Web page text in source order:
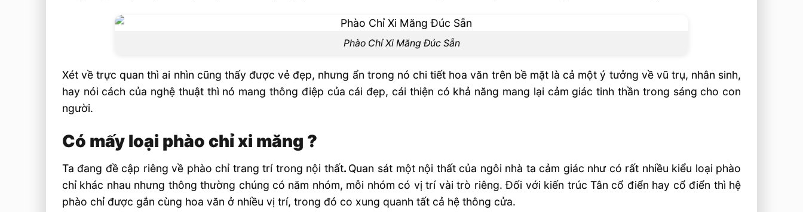
Phào Chỉ Xi Măng Đúc Sẵn
Xét về trực quan thì ai nhìn cũng thấy được vẻ đẹp, nhưng ẩn trong nó chi tiết hoa văn trên bề mặt là cả một ý tưởng về vũ trụ, nhân sinh,
hay nói cách của nghệ thuật thì nó mang thông điệp của cái đẹp, cái thiện có khả năng mang lại cảm giác tinh thần trong sáng cho con
người.
Có mấy loại phào chỉ xi măng ?
Ta đang đề cập riêng về phào chỉ trang trí trong nội thất. Quan sát một nội thất của ngôi nhà ta cảm giác như có rất nhiều kiểu loại phào
chỉ khác nhau nhưng thông thường chúng có năm nhóm, mỗi nhóm có vị trí vài trò riêng. Đối với kiến trúc Tân cổ điển hay cổ điển thì hệ
phào chỉ được gắn cùng hoa văn ở nhiều vị trí, trong đó co xung quanh tất cả hệ thông cửa.